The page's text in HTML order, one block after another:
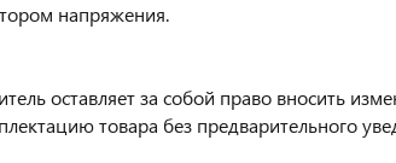
напряжения.
оставляет за собой право вносить
товара без предварительного